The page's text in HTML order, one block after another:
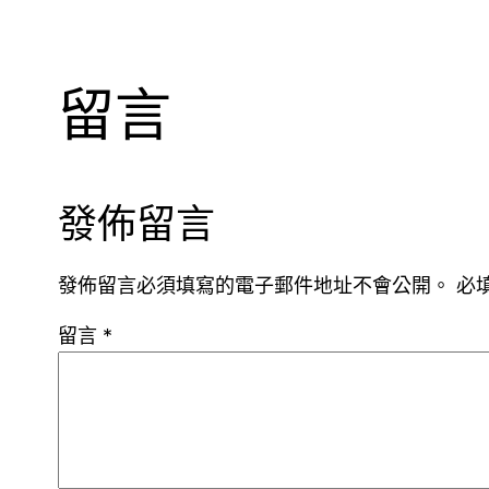
留言
發佈留言
發佈留言必須填寫的電子郵件地址不會公開。 必
留言 *